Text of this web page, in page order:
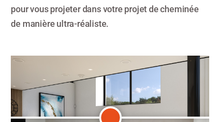
pour vous projeter dans votre projet de cheminée
de manière ultra-réaliste.